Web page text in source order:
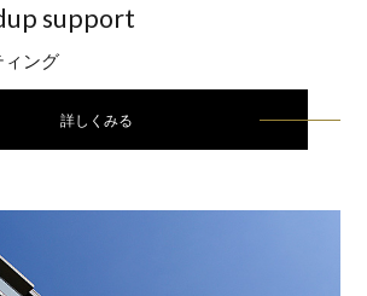
support
ィング
詳しくみる